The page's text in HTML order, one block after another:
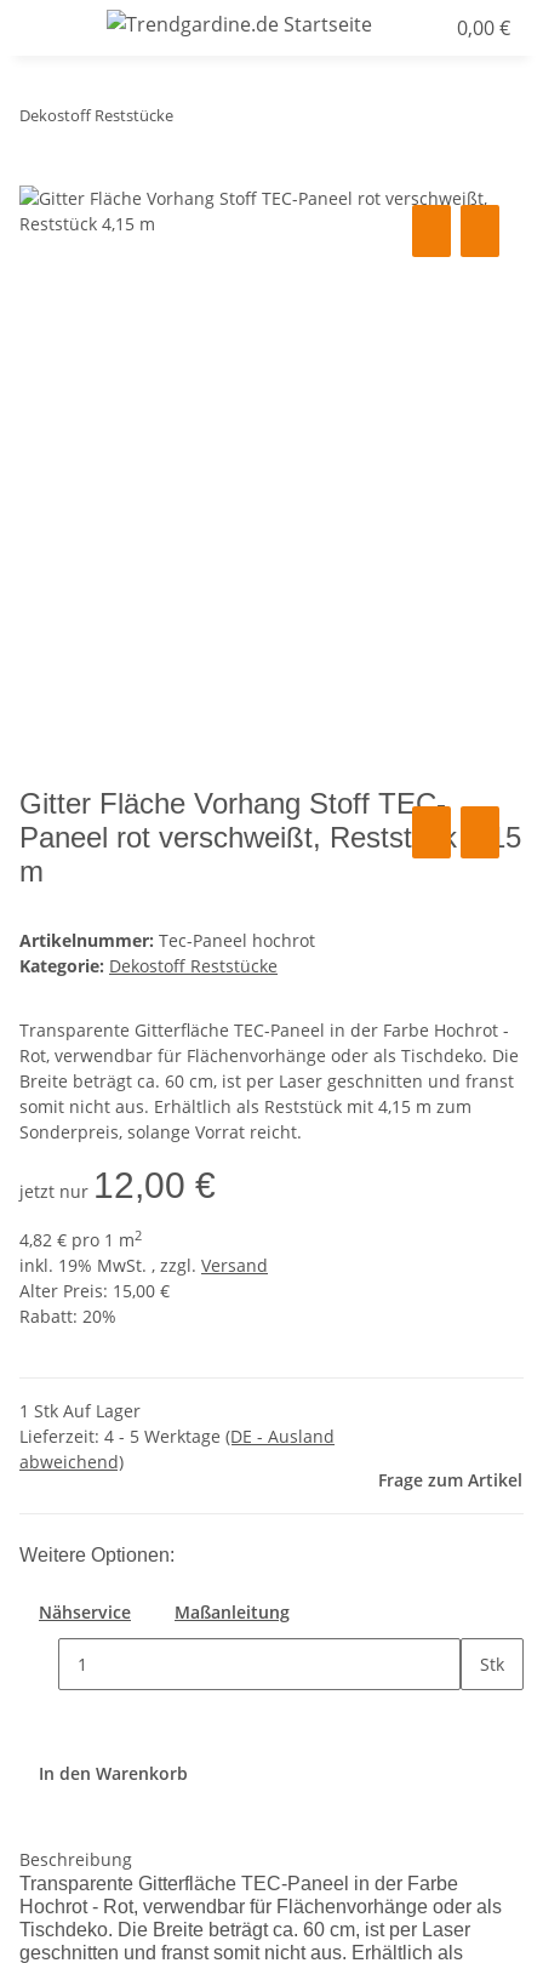
0,00 €
Dekostoff Reststücke
Gitter Fläche Vorhang Stoff TEC-
Paneel rot verschweißt, Reststück 4,15
m
Artikelnummer: Tec-Paneel hochrot
Kategorie: Dekostoff Reststücke
Transparente Gitterfläche TEC-Paneel in der Farbe Hochrot -
Rot, verwendbar für Flächenvorhänge oder als Tischdeko. Die
Breite beträgt ca. 60 cm, ist per Laser geschnitten und franst
somit nicht aus. Erhältlich als Reststück mit 4,15 m zum
Sonderpreis, solange Vorrat reicht.
jetzt nur 12,00 €
4,82 € pro 1 m2
inkl. 19% MwSt. , zzgl. Versand
Alter Preis: 15,00 €
Rabatt: 20%
1 Stk Auf Lager
Lieferzeit: 4 - 5 Werktage (DE - Ausland
abweichend)
Frage zum Artikel
Weitere Optionen:
Nähservice Maßanleitung
Stk
In den Warenkorb
Beschreibung
Transparente Gitterfläche TEC-Paneel in der Farbe
Hochrot - Rot, verwendbar für Flächenvorhänge oder als
Tischdeko. Die Breite beträgt ca. 60 cm, ist per Laser
geschnitten und franst somit nicht aus. Erhältlich als